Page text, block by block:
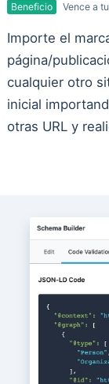
Beneficio Vence a
Importe el
página/
cualquier otro
inicial
otras URL y